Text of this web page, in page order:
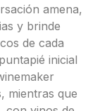
amena,
y brinde
de cada
inicial
mientras que